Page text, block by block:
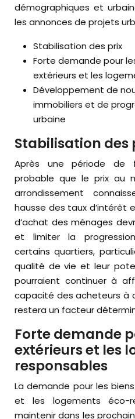
démographiques et
les annonces de projets
Stabilisation des prix
Forte demande pour
extérieurs et les
Développement de
immobiliers et de
urbaine
Stabilisation des
Après une période de
probable que le prix au
arrondissement
hausse des taux d’intérêt
d’achat des ménages
et limiter la
certains quartiers,
qualité de vie et leur
pourraient continuer à
capacité des acheteurs à
restera un facteur
Forte demande
extérieurs et les
responsables
La demande pour les
et les logements éco-
maintenir dans les